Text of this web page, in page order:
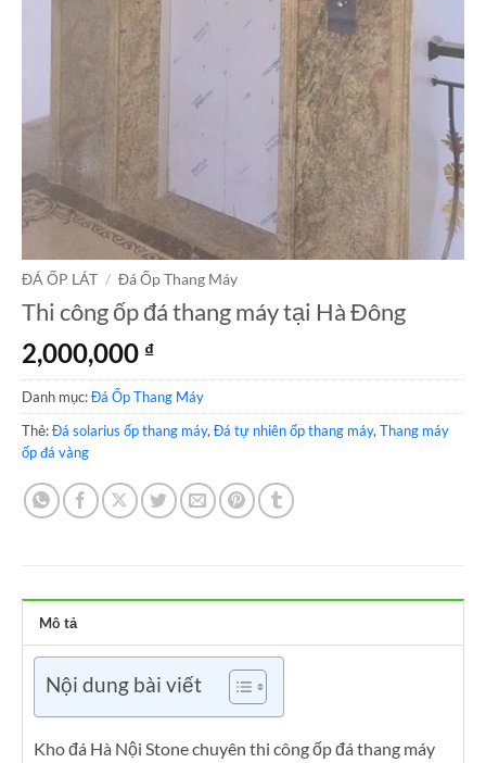
ĐÁ ỐP LÁT / Đá Ốp Thang Máy
Thi công ốp đá thang máy tại Hà Đông
2,000,000 ₫
Danh mục:Đá Ốp Thang Máy
Thẻ:Đá solarius ốp thang máy, Đá tự nhiên ốp thang máy, Thang máy
ốp đá vàng
Mô tả
Nội dung bài viết
Kho đá Hà Nội Stone chuyên thi công ốp đá thang máy